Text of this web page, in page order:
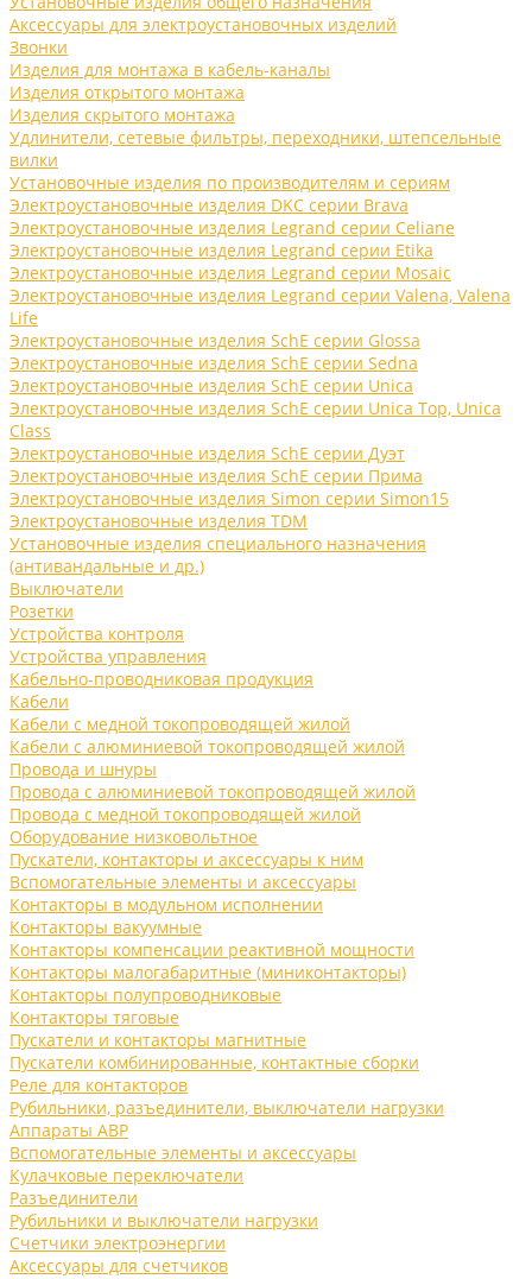
Аксессуары для электроустановочных изделий
Звонки
Изделия для монтажа в кабель-каналы
Изделия открытого монтажа
Изделия скрытого монтажа
Удлинители, сетевые фильтры, переходники, штепсельные
вилки
Установочные изделия по производителям и сериям
Электроустановочные изделия DKC серии Brava
Электроустановочные изделия Legrand серии Celiane
Электроустановочные изделия Legrand серии Etika
Электроустановочные изделия Legrand серии Mosaic
Электроустановочные изделия Legrand серии Valena, Valena
Life
Электроустановочные изделия SchE серии Glossa
Электроустановочные изделия SchE серии Sedna
Электроустановочные изделия SchE серии Unica
Электроустановочные изделия SchE серии Unica Top, Unica
Class
Электроустановочные изделия SchE серии Дуэт
Электроустановочные изделия SchE серии Прима
Электроустановочные изделия Simon серии Simon15
Электроустановочные изделия TDM
Установочные изделия специального назначения
(антивандальные и др.)
Выключатели
Розетки
Устройства контроля
Устройства управления
Кабельно-проводниковая продукция
Кабели
Кабели с медной токопроводящей жилой
Кабели с алюминиевой токопроводящей жилой
Провода и шнуры
Провода с алюминиевой токопроводящей жилой
Провода с медной токопроводящей жилой
Оборудование низковольтное
Пускатели, контакторы и аксессуары к ним
Вспомогательные элементы и аксессуары
Контакторы в модульном исполнении
Контакторы вакуумные
Контакторы компенсации реактивной мощности
Контакторы малогабаритные (миниконтакторы)
Контакторы полупроводниковые
Контакторы тяговые
Пускатели и контакторы магнитные
Пускатели комбинированные, контактные сборки
Реле для контакторов
Рубильники, разъединители, выключатели нагрузки
Аппараты АВР
Вспомогательные элементы и аксессуары
Кулачковые переключатели
Разъединители
Рубильники и выключатели нагрузки
Счетчики электроэнергии
Аксессуары для счетчиков